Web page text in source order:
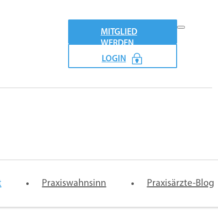
MITGLIED
WERDEN
LOGIN
Arztpraxis
Praxiswahnsinn Praxisärzte-Blog